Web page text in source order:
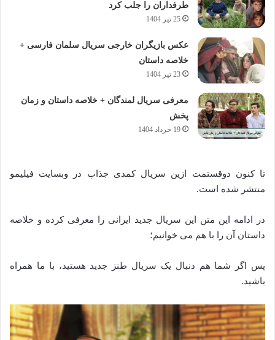
طرفداران را جلب کرد
25 تیر 1404
عکس بازیگران خارجی سریال سلمان فارسی +
خلاصه داستان
23 تیر 1404
معرفی سریال لمندگان + خلاصه داستان و زمان
پخش
19 خرداد 1404
تا کنون دوقستمت ازین سریال کمدی جذاب در وبسایت فیلیمو
منتشر شده است.
در ادامه این متن این سریال جدید ایرانی را معرفی کرده و خلاصه
داستان آن را با هم می خوانیم؛
پس اگر شما هم دنبال یک سریال طنز جدید هستید، با ما همراه
باشید.